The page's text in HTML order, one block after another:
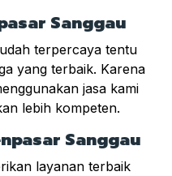
Sanggau
terpercaya tentu
yang terbaik. Karena
jasa kami
lebih kompeten.
Sanggau
layanan terbaik